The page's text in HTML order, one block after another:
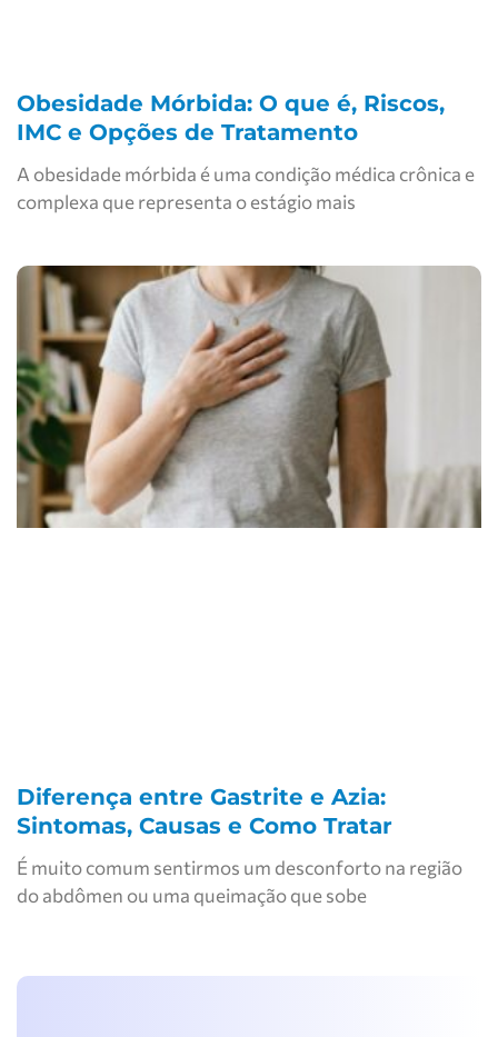
Obesidade Mórbida: O que é, Riscos,
IMC e Opções de Tratamento
A obesidade mórbida é uma condição médica crônica e
complexa que representa o estágio mais
Diferença entre Gastrite e Azia:
Sintomas, Causas e Como Tratar
É muito comum sentirmos um desconforto na região
do abdômen ou uma queimação que sobe